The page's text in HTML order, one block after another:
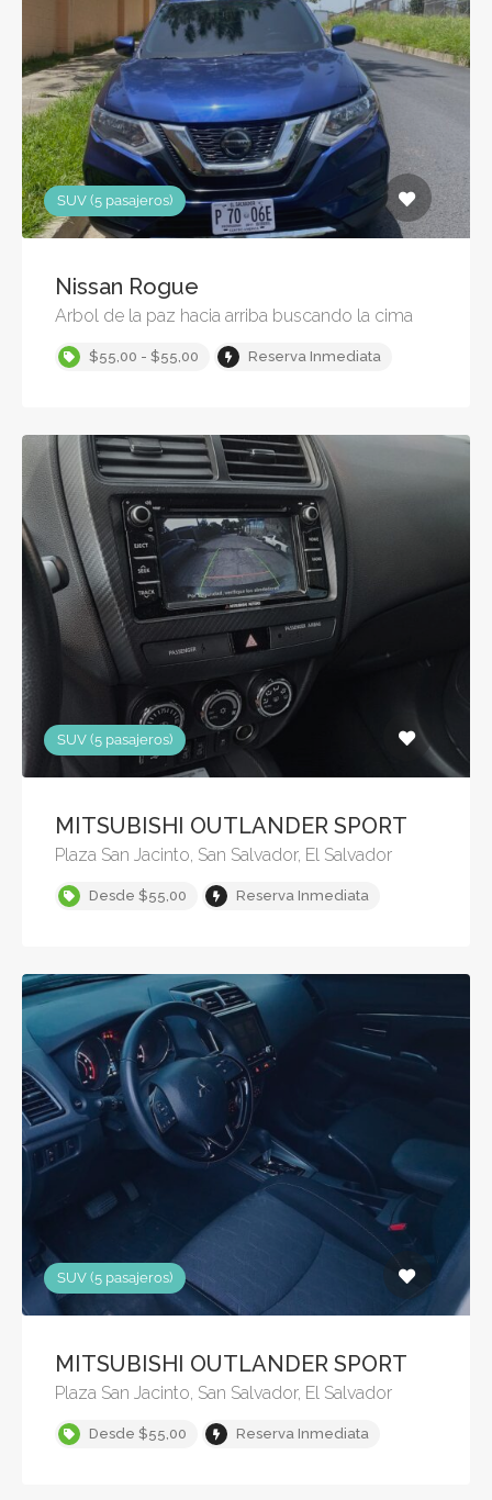
SUV (5 pasajeros)
Nissan Rogue
Arbol de la paz hacia arriba buscando la cima
$55,00 - $55,00 Reserva Inmediata
SUV (5 pasajeros)
MITSUBISHI OUTLANDER SPORT
Plaza San Jacinto, San Salvador, El Salvador
Desde $55,00 Reserva Inmediata
SUV (5 pasajeros)
MITSUBISHI OUTLANDER SPORT
Plaza San Jacinto, San Salvador, El Salvador
Desde $55,00 Reserva Inmediata